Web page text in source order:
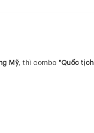
Mỹ, thì combo "Quốc tịch